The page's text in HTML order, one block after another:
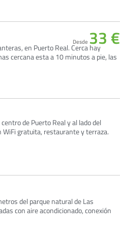
en Puerto Real. Cerca hay
cercana esta a 10 minutos a pie, las
Desde 33 €
de Puerto Real y al lado del
WiFi gratuita, restaurante y terraza.
del parque natural de Las
con aire acondicionado, conexión